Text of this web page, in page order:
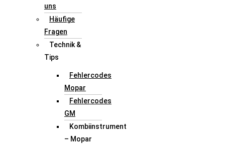
uns
Häufige
Fragen
Technik &
Tips
Fehlercodes
Mopar
Fehlercodes
GM
Kombiinstrument
– Mopar